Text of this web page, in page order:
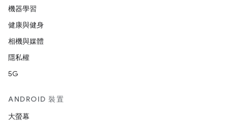
機器學習
健康與健身
相機與媒體
隱私權
5G
ANDROID 裝置
大螢幕